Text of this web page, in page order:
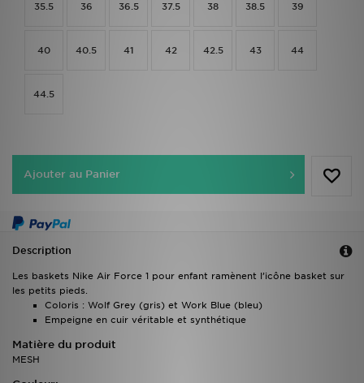
35.5 36 36.5 37.5 38 38.5 39
40 40.5 41 42 42.5 43 44
44.5
Ajouter au Panier
Description
Les baskets Nike Air Force 1 pour enfant ramènent l’icône basket sur
les petits pieds.
Coloris : Wolf Grey (gris) et Work Blue (bleu)
Empeigne en cuir véritable et synthétique
Matière du produit
MESH